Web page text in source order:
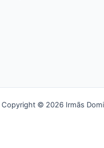
Copyright © 2026 Irmãs